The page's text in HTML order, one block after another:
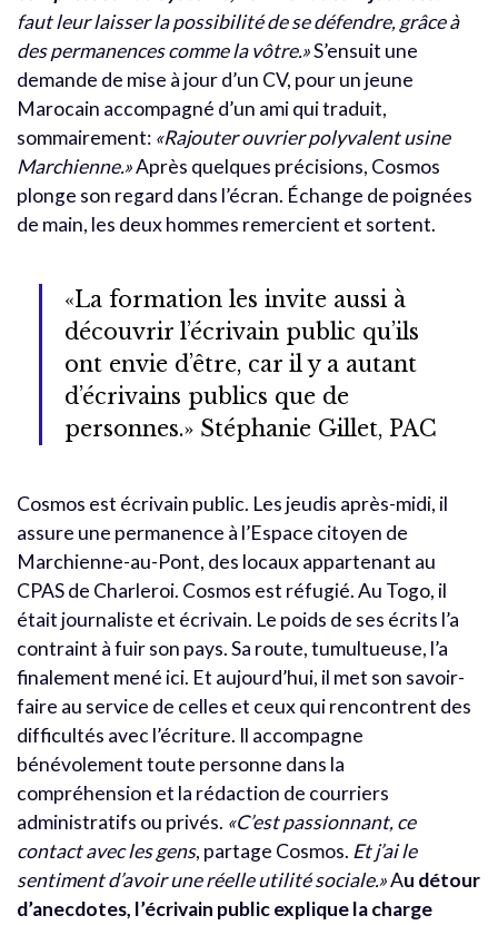
faut leur laisser la possibilité de se défendre, grâce à
des permanences comme la vôtre.»S’ensuit une
demande de mise à jour d’un CV, pour un jeune
Marocain accompagné d’un ami qui traduit,
sommairement: «Rajouter ouvrier polyvalent usine
Marchienne.»Après quelques précisions, Cosmos
plonge son regard dans l’écran. Échange de poignées
de main, les deux hommes remercient et sortent.
«La formation les invite aussi à
découvrir l’écrivain public qu’ils
ont envie d’être, car il y a autant
d’écrivains publics que de
personnes.» Stéphanie Gillet, PAC
Cosmos est écrivain public. Les jeudis après-midi, il
assure une permanence à l’Espace citoyen de
Marchienne-au-Pont, des locaux appartenant au
CPAS de Charleroi. Cosmos est réfugié. Au Togo, il
était journaliste et écrivain. Le poids de ses écrits l’a
contraint à fuir son pays. Sa route, tumultueuse, l’a
finalement mené ici. Et aujourd’hui, il met son savoir-
faire au service de celles et ceux qui rencontrent des
difficultés avec l’écriture. Il accompagne
bénévolement toute personne dans la
compréhension et la rédaction de courriers
administratifs ou privés. «C’est passionnant, ce
contact avec les gens, partage Cosmos. Et j’ai le
sentiment d’avoir une réelle utilité sociale.»Au détour
d’anecdotes, l’écrivain public explique la charge